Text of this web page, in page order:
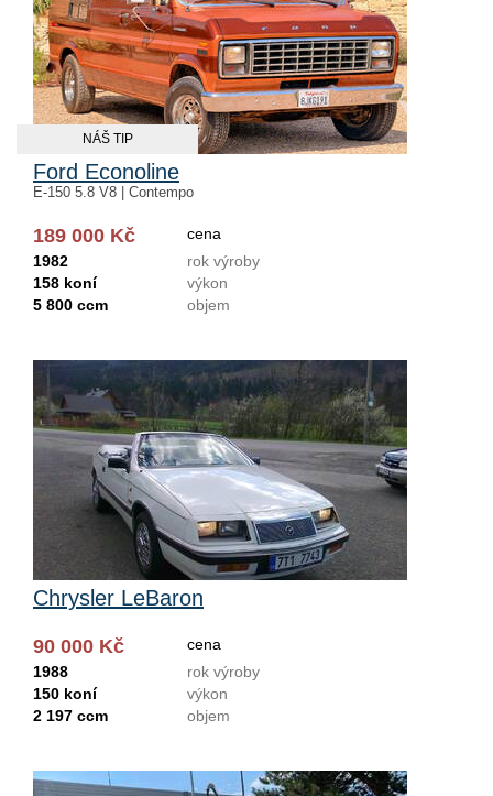
NÁŠ TIP
Ford Econoline
E-150 5.8 V8 | Contempo
189 000 Kč
cena
1982
rok výroby
158 koní
výkon
5 800 ccm
objem
Chrysler LeBaron
90 000 Kč
cena
1988
rok výroby
150 koní
výkon
2 197 ccm
objem